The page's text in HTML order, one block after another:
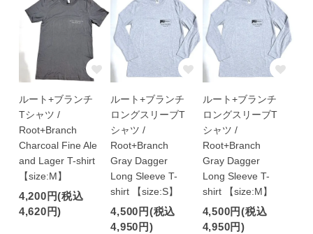
ルート+ブランチ
Tシャツ /
Root+Branch
Charcoal Fine Ale
and Lager T-shirt
【size:M】
4,200円(税込
4,620円)
ルート+ブランチ
ロングスリーブT
シャツ /
Root+Branch
Gray Dagger
Long Sleeve T-
shirt 【size:S】
4,500円(税込
4,950円)
ルート+ブランチ
ロングスリーブT
シャツ /
Root+Branch
Gray Dagger
Long Sleeve T-
shirt 【size:M】
4,500円(税込
4,950円)